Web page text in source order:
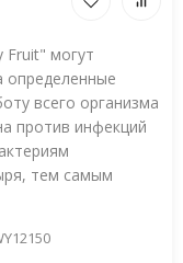
Fruit" могут
определенные
всего организма
против инфекций
тем самым